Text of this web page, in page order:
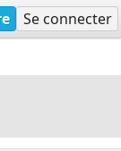
Se connecter